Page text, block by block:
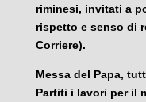
riminesi, invitati a
rispetto e senso di
Corriere).
Messa del Papa,
Partiti i lavori per il